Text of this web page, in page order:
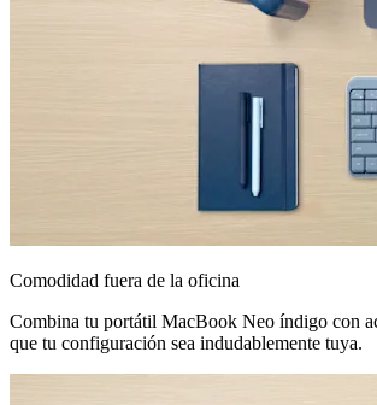
Comodidad fuera de la oficina
Combina tu portátil MacBook Neo índigo con
que tu configuración sea indudablemente tuya.